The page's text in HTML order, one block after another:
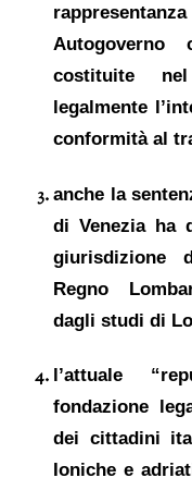
costituite
legalmente
conformità al
anche la
di Veneziaha
giurisdizione
Regno
daglistudi di
l’attuale
fondazione
dei cittadini
Ioniche e